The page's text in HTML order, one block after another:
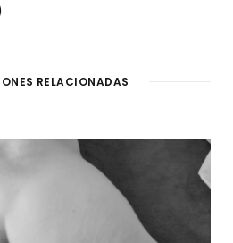
RELACIONADAS